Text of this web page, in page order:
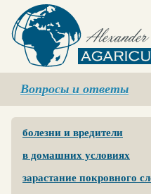
Agaricus.ru
Вопросы и ответы
болезни и вредители
в домашних условиях
зарастание покровного